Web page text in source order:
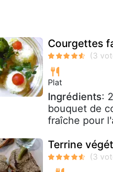
Courgettes
Plat
Ingrédients:
bouquet de
fraîche pour
Terrine